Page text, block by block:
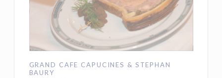
GRAND CAFE CAPUCINES & STEPHAN
BAURY